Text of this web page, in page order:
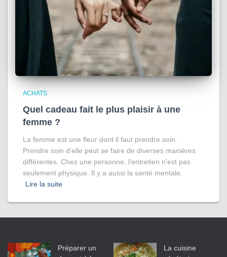
ACHATS
Quel cadeau fait le plus plaisir à une
femme ?
La femme est une fleur dont il faut prendre soin.
Prendre soin d’elle peut se faire de diverses manières
différentes. Chez une personne, l’entretien n’est pas
seulement physique. Il y a aussi la santé mentale.
Lire la suite
Préparer un
La cuisine